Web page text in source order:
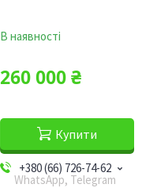
В наявності
260 000 ₴
Купити
+380 (66) 726-74-62
WhatsApp, Telegram